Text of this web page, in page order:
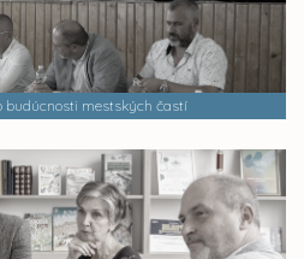
budúcnosti mestských častí